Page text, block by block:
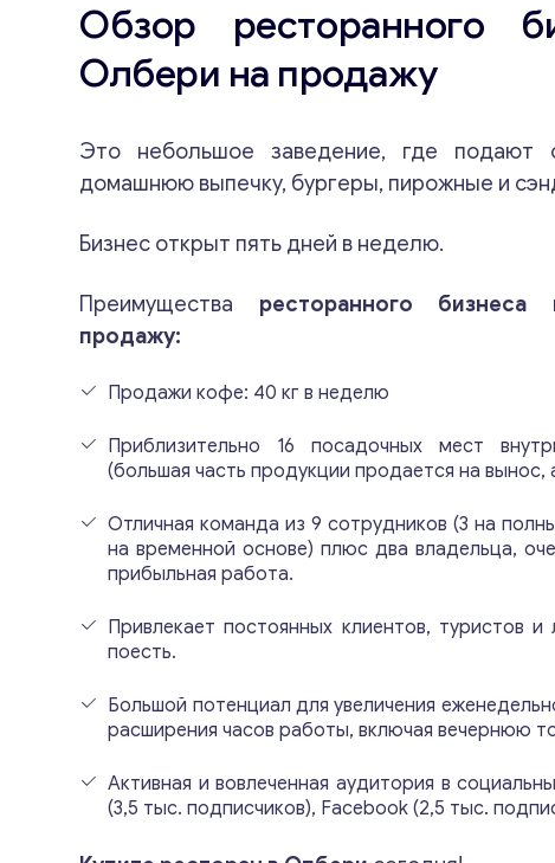
Обзор ресторанного
Олбери на продажу
Это небольшое заведение, где подают
домашнюю выпечку, бургеры, пирожные и
Бизнес открыт пять дней в неделю.
Преимущества ресторанного
продажу:
Продажи кофе: 40 кг в неделю
Приблизительно 16 посадочных мест
(большая часть продукции продается на вынос,
Отличная команда из 9 сотрудников (3 на
на временной основе) плюс два владельца,
прибыльная работа.
Привлекает постоянных клиентов, туристов и
поесть.
Большой потенциал для увеличения
расширения часов работы, включая вечернюю
Активная и вовлеченная аудитория в
(3,5 тыс. подписчиков), Facebook (2,5 тыс.